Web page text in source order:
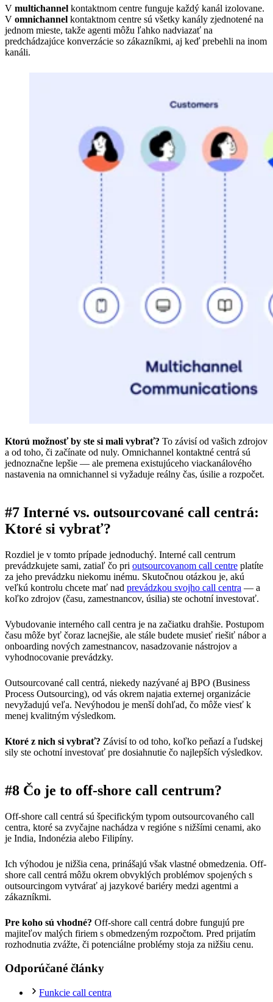
V multichannel kontaktnom centre funguje každý kanál izolovane.
V omnichannel kontaktnom centre sú všetky kanály zjednotené na
jednom mieste, takže agenti môžu ľahko nadviazať na
predchádzajúce konverzácie so zákazníkmi, aj keď prebehli na inom
kanáli.
Ktorú možnosť by ste si mali vybrať? To závisí od vašich zdrojov
a od toho, či začínate od nuly. Omnichannel kontaktné centrá sú
jednoznačne lepšie — ale premena existujúceho viackanálového
nastavenia na omnichannel si vyžaduje reálny čas, úsilie a rozpočet.
#7 Interné vs. outsourcované call centrá:
Ktoré si vybrať?
Rozdiel je v tomto prípade jednoduchý. Interné call centrum
prevádzkujete sami, zatiaľ čo pri outsourcovanom call centre platíte
za jeho prevádzku niekomu inému. Skutočnou otázkou je, akú
veľkú kontrolu chcete mať nad prevádzkou svojho call centra — a
koľko zdrojov (času, zamestnancov, úsilia) ste ochotní investovať.
Vybudovanie interného call centra je na začiatku drahšie. Postupom
času môže byť čoraz lacnejšie, ale stále budete musieť riešiť nábor a
onboarding nových zamestnancov, nasadzovanie nástrojov a
vyhodnocovanie prevádzky.
Outsourcované call centrá, niekedy nazývané aj BPO (Business
Process Outsourcing), od vás okrem najatia externej organizácie
nevyžadujú veľa. Nevýhodou je menší dohľad, čo môže viesť k
menej kvalitným výsledkom.
Ktoré z nich si vybrať? Závisí to od toho, koľko peňazí a ľudskej
sily ste ochotní investovať pre dosiahnutie čo najlepších výsledkov.
#8 Čo je to off-shore call centrum?
Off-shore call centrá sú špecifickým typom outsourcovaného call
centra, ktoré sa zvyčajne nachádza v regióne s nižšími cenami, ako
je India, Indonézia alebo Filipíny.
Ich výhodou je nižšia cena, prinášajú však vlastné obmedzenia. Off-
shore call centrá môžu okrem obvyklých problémov spojených s
outsourcingom vytvárať aj jazykové bariéry medzi agentmi a
zákazníkmi.
Pre koho sú vhodné? Off-shore call centrá dobre fungujú pre
majiteľov malých firiem s obmedzeným rozpočtom. Pred prijatím
rozhodnutia zvážte, či potenciálne problémy stoja za nižšiu cenu.
Odporúčané články
Funkcie call centra